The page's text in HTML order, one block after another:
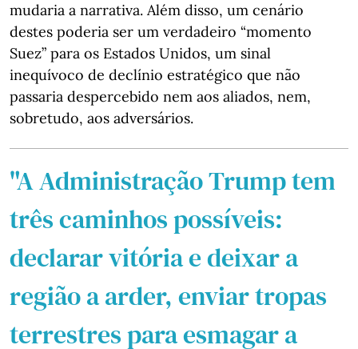
mudaria a narrativa. Além disso, um cenário
destes poderia ser um verdadeiro “momento
Suez” para os Estados Unidos, um sinal
inequívoco de declínio estratégico que não
passaria despercebido nem aos aliados, nem,
sobretudo, aos adversários.
"A Administração Trump tem
três caminhos possíveis:
declarar vitória e deixar a
região a arder, enviar tropas
terrestres para esmagar a